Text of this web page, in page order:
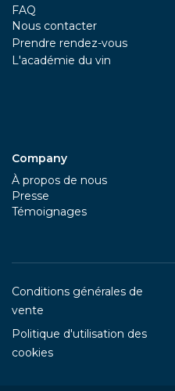
FAQ
Nous contacter
Prendre rendez-vous
L'académie du vin
Company
À propos de nous
Presse
Témoignages
Conditions générales de
vente
Politique d'utilisation des
cookies